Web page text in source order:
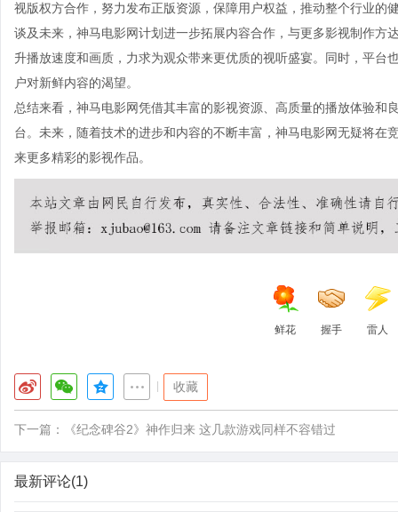
视版权方合作，努力发布正版资源，保障用户权益，推动整个行业的
谈及未来，神马电影网计划进一步拓展内容合作，与更多影视制作方
升播放速度和画质，力求为观众带来更优质的视听盛宴。同时，平
户对新鲜内容的渴望。
总结来看，神马电影网凭借其丰富的影视资源、高质量的播放体验
台。未来，随着技术的进步和内容的不断丰富，神马电影网无疑将
来更多精彩的影视作品。
鲜花 握手 雷人
收藏
下一篇： 《纪念碑谷2》神作归来 这几款游戏同样不容错过
最新评论(1)